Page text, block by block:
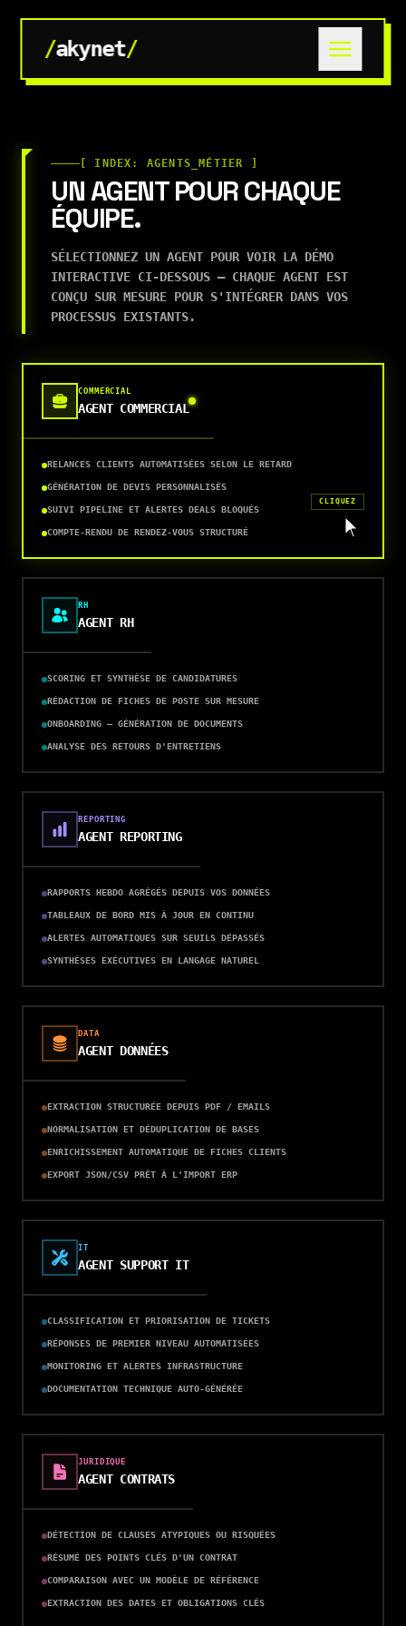
/akynet/
[ INDEX: AGENTS_MÉTIER ]
UN AGENT POUR CHAQUE
ÉQUIPE.
SÉLECTIONNEZ UN AGENT POUR VOIR LA DÉMO
INTERACTIVE CI-DESSOUS — CHAQUE AGENT EST
CONÇU SUR MESURE POUR S'INTÉGRER DANS VOS
PROCESSUS EXISTANTS.
CLIQUEZ
COMMERCIAL
AGENT COMMERCIAL
RELANCES CLIENTS AUTOMATISÉES SELON LE RETARD
GÉNÉRATION DE DEVIS PERSONNALISÉS
SUIVI PIPELINE ET ALERTES DEALS BLOQUÉS
COMPTE-RENDU DE RENDEZ-VOUS STRUCTURÉ
RH
AGENT RH
SCORING ET SYNTHÈSE DE CANDIDATURES
RÉDACTION DE FICHES DE POSTE SUR MESURE
ONBOARDING — GÉNÉRATION DE DOCUMENTS
ANALYSE DES RETOURS D'ENTRETIENS
REPORTING
AGENT REPORTING
RAPPORTS HEBDO AGRÉGÉS DEPUIS VOS DONNÉES
TABLEAUX DE BORD MIS À JOUR EN CONTINU
ALERTES AUTOMATIQUES SUR SEUILS DÉPASSÉS
SYNTHÈSES EXÉCUTIVES EN LANGAGE NATUREL
DATA
AGENT DONNÉES
EXTRACTION STRUCTURÉE DEPUIS PDF / EMAILS
NORMALISATION ET DÉDUPLICATION DE BASES
ENRICHISSEMENT AUTOMATIQUE DE FICHES CLIENTS
EXPORT JSON/CSV PRÊT À L'IMPORT ERP
IT
AGENT SUPPORT IT
CLASSIFICATION ET PRIORISATION DE TICKETS
RÉPONSES DE PREMIER NIVEAU AUTOMATISÉES
MONITORING ET ALERTES INFRASTRUCTURE
DOCUMENTATION TECHNIQUE AUTO-GÉNÉRÉE
JURIDIQUE
AGENT CONTRATS
DÉTECTION DE CLAUSES ATYPIQUES OU RISQUÉES
RÉSUMÉ DES POINTS CLÉS D'UN CONTRAT
COMPARAISON AVEC UN MODÈLE DE RÉFÉRENCE
EXTRACTION DES DATES ET OBLIGATIONS CLÉS